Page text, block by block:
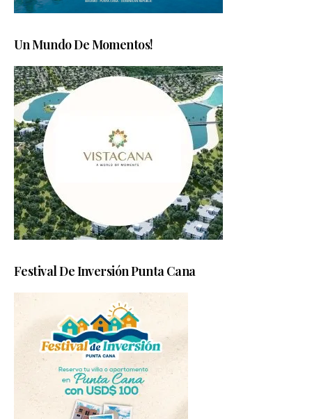
Un Mundo De Momentos!
Festival De Inversión Punta Cana